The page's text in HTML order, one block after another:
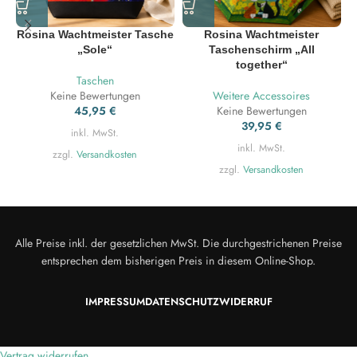
Rosina Wachtmeister Tasche
„Sole“
Taschen
Keine Bewertungen
45,95 €
inkl. MwSt.
zzgl.Versandkosten
Rosina Wachtmeister
Taschenschirm „All
together“
Weitere Accessoires
Keine Bewertungen
39,95 €
inkl. MwSt.
zzgl.Versandkosten
Alle Preise inkl. der gesetzlichen MwSt. Die durchgestrichenen Preise
entsprechen dem bisherigen Preis in diesem Online-Shop.
IMPRESSUMDATENSCHUTZWIDERRUF